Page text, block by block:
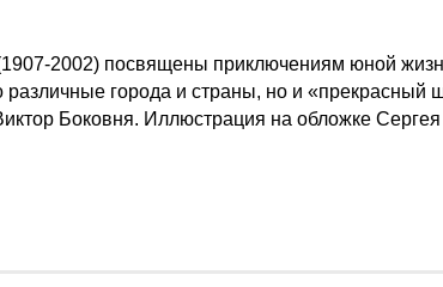
2002) посвящены приключениям юной
города и страны, но и «прекрасный
Боковня. Иллюстрация на обложке Сергея